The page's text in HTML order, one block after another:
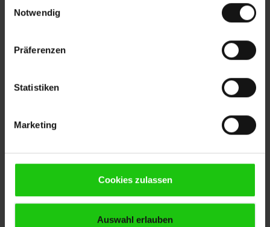
Notwendig
Präferenzen
Statistiken
Marketing
Cookies zulassen
Auswahl erlauben
204. AGB Gießerei (Stand: 01.12.2006)